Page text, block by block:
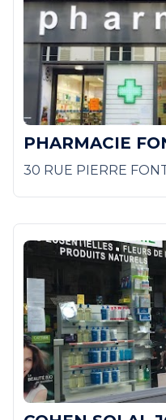
PHARMACIE
30 RUE PIERRE